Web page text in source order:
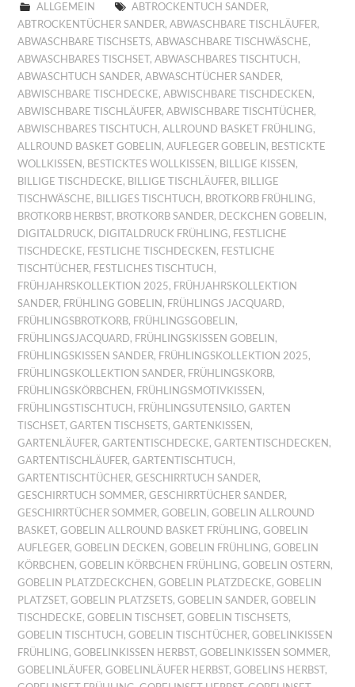
ALLGEMEIN ABTROCKENTUCH SANDER,
ABTROCKENTÜCHER SANDER,ABWASCHBARE TISCHLÄUFER,
ABWASCHBARE TISCHSETS,ABWASCHBARE TISCHWÄSCHE,
ABWASCHBARES TISCHSET,ABWASCHBARES TISCHTUCH ,
ABWASCHTUCH SANDER,ABWASCHTÜCHER SANDER,
ABWISCHBARE TISCHDECKE,ABWISCHBARE TISCHDECKEN ,
ABWISCHBARE TISCHLÄUFER,ABWISCHBARE TISCHTÜCHER,
ABWISCHBARES TISCHTUCH ,ALLROUND BASKET FRÜHLING,
ALLROUND BASKET GOBELIN ,AUFLEGER GOBELIN , BESTICKTE
WOLLKISSEN , BESTICKTES WOLLKISSEN , BILLIGE KISSEN ,
BILLIGE TISCHDECKE, BILLIGE TISCHLÄUFER, BILLIGE
TISCHWÄSCHE, BILLIGES TISCHTUCH , BROTKORB FRÜHLING,
BROTKORB HERBST, BROTKORB SANDER, DECKCHEN GOBELIN ,
DIGITALDRUCK, DIGITALDRUCK FRÜHLING, FESTLICHE
TISCHDECKE, FESTLICHE TISCHDECKEN , FESTLICHE
TISCHTÜCHER, FESTLICHES TISCHTUCH ,
FRÜHJAHRSKOLLEKTION 2025, FRÜHJAHRSKOLLEKTION
SANDER, FRÜHLING GOBELIN , FRÜHLINGS JACQUARD,
FRÜHLINGSBROTKORB, FRÜHLINGSGOBELIN ,
FRÜHLINGSJACQUARD, FRÜHLINGSKISSEN GOBELIN ,
FRÜHLINGSKISSEN SANDER, FRÜHLINGSKOLLEKTION 2025,
FRÜHLINGSKOLLEKTION SANDER, FRÜHLINGSKORB,
FRÜHLINGSKÖRBCHEN , FRÜHLINGSMOTIVKISSEN ,
FRÜHLINGSTISCHTUCH , FRÜHLINGSUTENSILO,GARTEN
TISCHSET,GARTEN TISCHSETS,GARTENKISSEN ,
GARTENLÄUFER,GARTENTISCHDECKE,GARTENTISCHDECKEN ,
GARTENTISCHLÄUFER,GARTENTISCHTUCH ,
GARTENTISCHTÜCHER,GESCHIRRTUCH SANDER,
GESCHIRRTUCH SOMMER,GESCHIRRTÜCHER SANDER,
GESCHIRRTÜCHER SOMMER,GOBELIN ,GOBELIN ALLROUND
BASKET,GOBELIN ALLROUND BASKET FRÜHLING,GOBELIN
AUFLEGER,GOBELIN DECKEN ,GOBELIN FRÜHLING,GOBELIN
KÖRBCHEN ,GOBELIN KÖRBCHEN FRÜHLING,GOBELIN OSTERN ,
GOBELIN PLATZDECKCHEN ,GOBELIN PLATZDECKE,GOBELIN
PLATZSET,GOBELIN PLATZSETS,GOBELIN SANDER,GOBELIN
TISCHDECKE,GOBELIN TISCHSET,GOBELIN TISCHSETS,
GOBELIN TISCHTUCH ,GOBELIN TISCHTÜCHER,GOBELINKISSEN
FRÜHLING,GOBELINKISSEN HERBST,GOBELINKISSEN SOMMER,
GOBELINLÄUFER,GOBELINLÄUFER HERBST,GOBELINS HERBST,